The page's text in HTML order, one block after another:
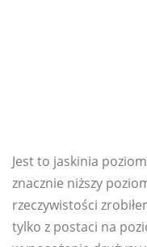
Jest to jaskinia
znacznie niższy
rzeczywistości
tylko z postaci na